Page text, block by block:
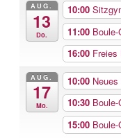
AUG.
13
Do.
10:00
11:00
16:00 Freies
AUG.
17
Mo.
10:00
10:30
15:00